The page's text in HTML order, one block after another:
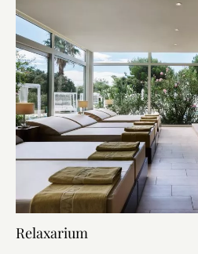
Relaxarium